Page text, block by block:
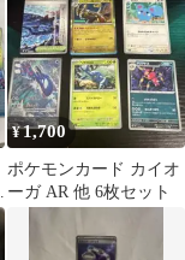
¥1,700
ポケモンカード カイオ
ーガ AR 他 6枚セット